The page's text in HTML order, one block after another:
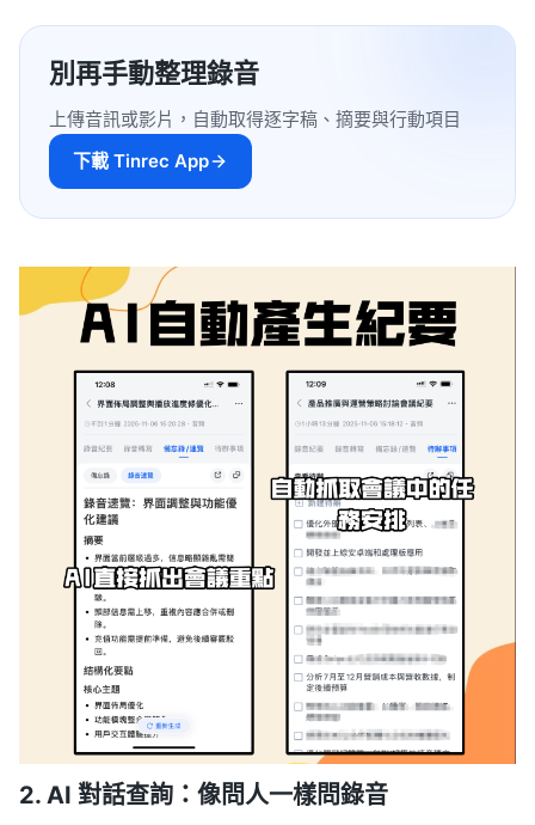
別再手動整理錄音
上傳音訊或影片，自動取得逐字稿、摘要與行動項目
下載 Tinrec App
2. AI 對話查詢：像問人一樣問錄音